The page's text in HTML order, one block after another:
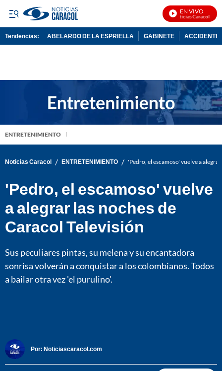
EN VIVO
Noticias Caracol En
Tendencias: ABELARDO DE LA ESPRIELLA GABINETE ACCIDENTE
ENTRETENIMIENTO
Noticias Caracol / ENTRETENIMIENTO / 'Pedro, el escamoso' vuelve a
'Pedro, el escamoso' vuelve
a alegrar las noches de
Caracol Televisión
Sus peculiares pintas, su melena y su encantadora
sonrisa volverán a conquistar a los colombianos. Todos
a bailar otra vez 'el purulino'.
Por: Noticiascaracol.com